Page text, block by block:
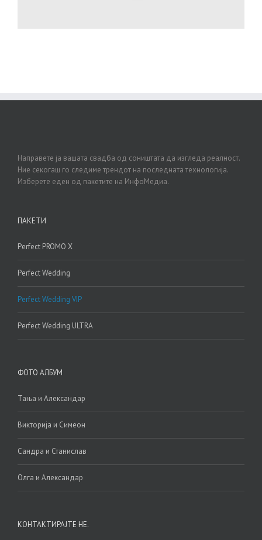
Направете ја вашата свадба од соништата да изгледа реалност.
Ние секогаш го следиме трендот на последната технологија.
Изберете еден од пакетите на ИнфоМедиа.
ПАКЕТИ
Perfect PROMO X
Perfect Wedding
Perfect Wedding VIP
Perfect Wedding ULTRA
ФОТО АЛБУМ
Тања и Александар
Викторија и Симеон
Сандра и Станислав
Олга и Александар
КОНТАКТИРАЈТЕ НЕ.